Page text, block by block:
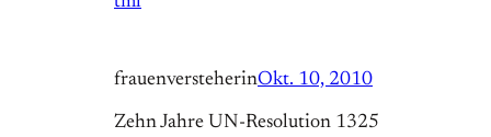
frauenversteherinOkt. 10, 2010
Zehn Jahre UN-Resolution 1325